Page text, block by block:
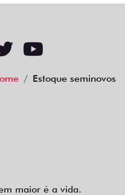
Estoque seminovos
maior é a vida.